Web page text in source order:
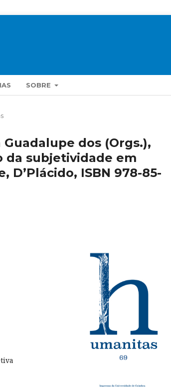
SOBRE
Guadalupe dos (Orgs.),
da subjetividade em
D’Plácido, ISBN 978-85-